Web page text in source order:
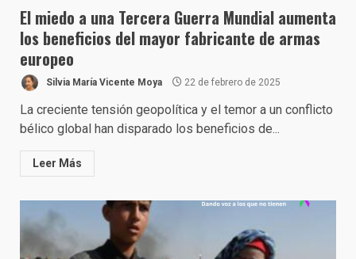
El miedo a una Tercera Guerra Mundial aumenta
los beneficios del mayor fabricante de armas
europeo
Silvia María Vicente Moya 22 de febrero de 2025
La creciente tensión geopolítica y el temor a un conflicto
bélico global han disparado los beneficios de...
Leer Más